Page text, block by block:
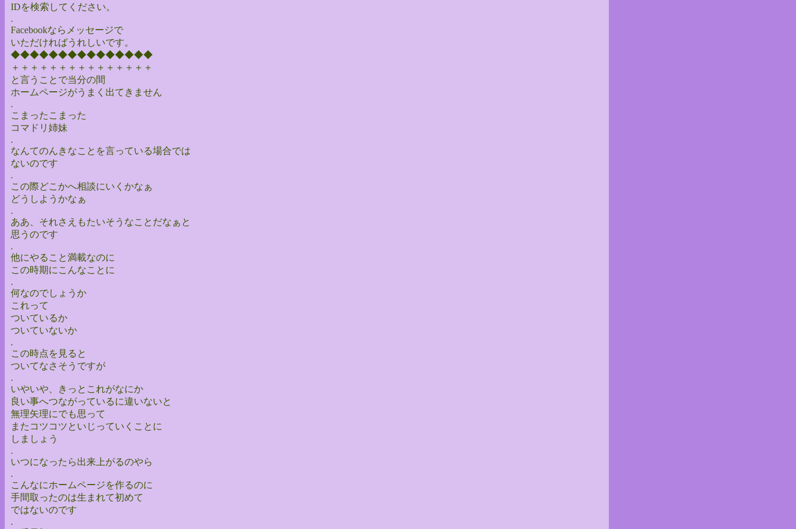
IDを検索してください。
.
Facebookならメッセージで
いただければうれしいです。
◆◆◆◆◆◆◆◆◆◆◆◆◆◆◆
＋＋＋＋＋＋＋＋＋＋＋＋＋＋＋
と言うことで当分の間
ホームページがうまく出てきません
.
こまったこまった
コマドリ姉妹
.
なんてのんきなことを言っている場合では
ないのです
.
この際どこかへ相談にいくかなぁ
どうしようかなぁ
.
ああ、それさえもたいそうなことだなぁと
思うのです
.
他にやること満載なのに
この時期にこんなことに
.
何なのでしょうか
これって
ついているか
ついていないか
.
この時点を見ると
ついてなさそうですが
.
いやいや、きっとこれがなにか
良い事へつながっているに違いないと
無理矢理にでも思って
またコツコツといじっていくことに
しましょう
.
いつになったら出来上がるのやら
.
こんなにホームページを作るのに
手間取ったのは生まれて初めて
ではないのです
.